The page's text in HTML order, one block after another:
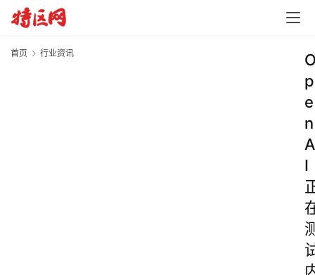
首页 行业资讯
p
e
n
A
I